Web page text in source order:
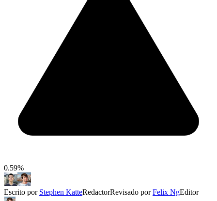
0.59%
Escrito por Stephen KatteRedactorRevisado porFelix NgEditor